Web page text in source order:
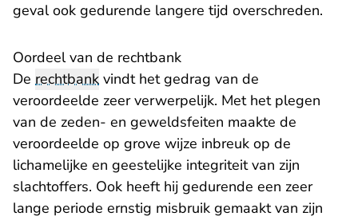
geval ook gedurende langere tijd overschreden.
Oordeel van de rechtbank
De rechtbank vindt het gedrag van de
veroordeelde zeer verwerpelijk. Met het plegen
van de zeden- en geweldsfeiten maakte de
veroordeelde op grove wijze inbreuk op de
lichamelijke en geestelijke integriteit van zijn
slachtoffers. Ook heeft hij gedurende een zeer
lange periode ernstig misbruik gemaakt van zijn